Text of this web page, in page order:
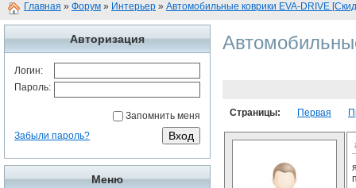
Главная » Форум » Интерьер » Автомобильные коврики EVA-DRIVE
Авторизация
Логин:
Пароль:
Запомнить меня
Забыли пароль?
Меню
Страницы: Первая